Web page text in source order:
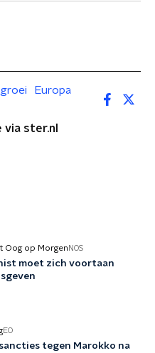
Europa
ster.nl
Oog op Morgen NOS
moet zich voortaan
EO
tegen Marokko na